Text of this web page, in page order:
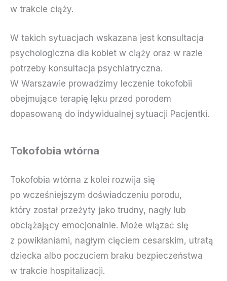
w trakcie ciąży.
W takich sytuacjach wskazana jest konsultacja
psychologiczna dla kobiet w ciąży oraz w razie
potrzeby konsultacja psychiatryczna.
W Warszawie prowadzimy leczenie tokofobii
obejmujące terapię lęku przed porodem
dopasowaną do indywidualnej sytuacji Pacjentki.
Tokofobia wtórna
Tokofobia wtórna z kolei rozwija się
po wcześniejszym doświadczeniu porodu,
który został przeżyty jako trudny, nagły lub
obciążający emocjonalnie. Może wiązać się
z powikłaniami, nagłym cięciem cesarskim, utratą
dziecka albo poczuciem braku bezpieczeństwa
w trakcie hospitalizacji.